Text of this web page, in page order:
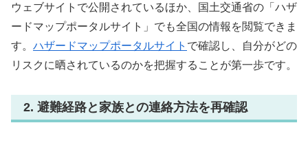
ウェブサイトで公開されているほか、国土交通省の「ハザ
ードマップポータルサイト」でも全国の情報を閲覧できま
す。 ハザードマップポータルサイト で確認し、自分がどの
リスクに晒されているのかを把握することが第一歩です。
2. 避難経路と家族との連絡方法を再確認